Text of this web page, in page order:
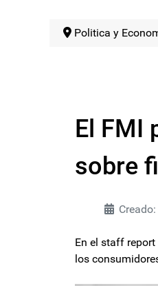
Politica y
El FMI
sobre
En el staff
los